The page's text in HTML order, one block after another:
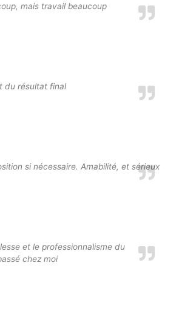
mais travail beaucoup
du résultat final
si nécessaire. Amabilité, et sérieux
et le professionnalisme du
chez moi